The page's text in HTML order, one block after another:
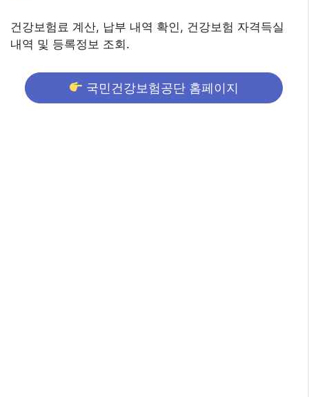
건강보험료 계산, 납부 내역 확인, 건강보험 자격득실
내역 및 등록정보 조회.
국민건강보험공단 홈페이지